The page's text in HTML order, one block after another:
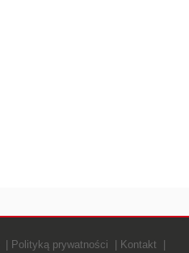
Polityką prywatności Kontakt